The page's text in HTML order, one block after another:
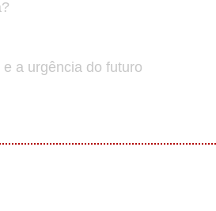
a urgência do futuro